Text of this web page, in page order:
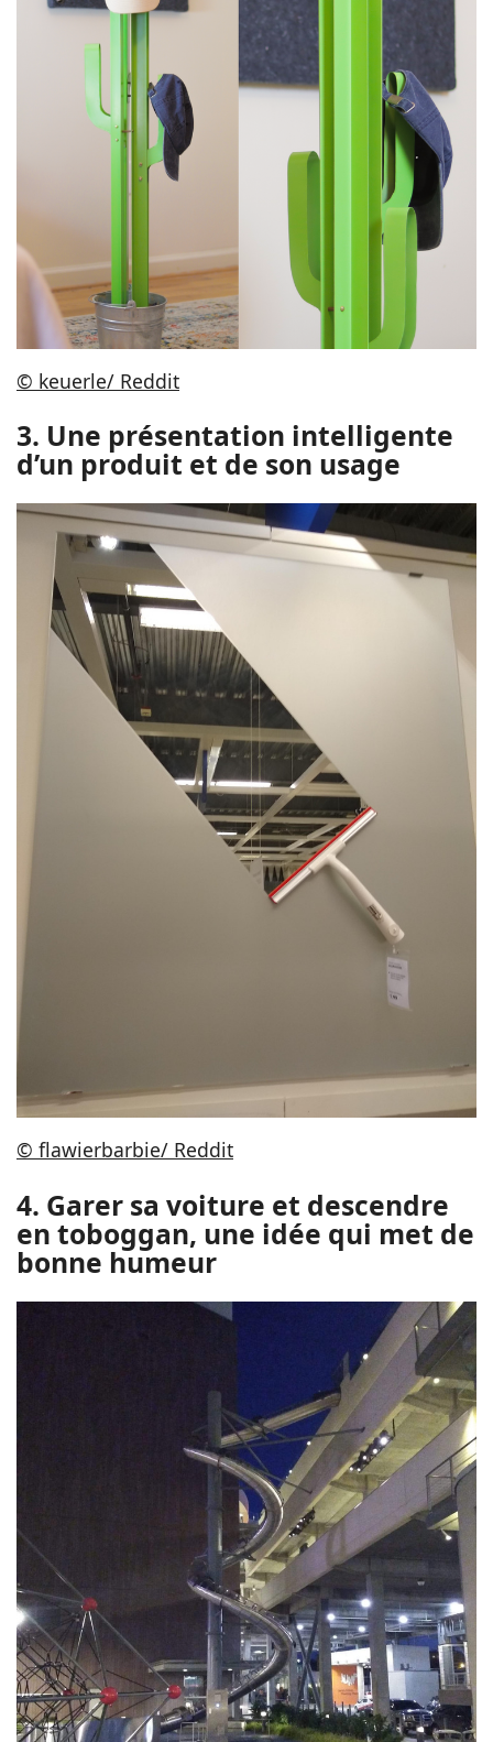
© keuerle/ Reddit
3. Une présentation intelligente
d’un produit et de son usage
© flawierbarbie/ Reddit
4. Garer sa voiture et descendre
en toboggan, une idée qui met de
bonne humeur